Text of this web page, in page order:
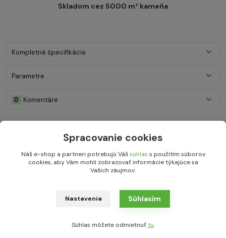
Skladom cez 5000 m² kameňa
Kompletné špecifikácie
Parametre
Komentáre
0
hrúbke 14-16 cm sú vhodné do exteriéru ako schodiskové
stupne, na stavbu samonosných múrikov, plotov, jazierok alebo
a ciest okolo vášho domu. Tento kameň je možné použiť aj na
svetlo-tmavo žltá
Spracovanie cookies
Náš e-shop a partneri potrebujú Vášsúhlas s použitím súborov
cookies, aby Vám mohli zobrazovať informácie týkajúce sa
Vašich záujmov.
Nastavenia Súhlasím
Súhlas môžete odmietnuťtu.